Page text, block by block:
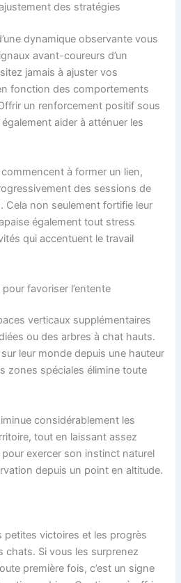
des stratégies
dynamique observante vous
avant-coureurs d’un
jamais à ajuster vos
fonction des comportements
un renforcement positif sous
aider à atténuer les
à former un lien,
des sessions de
Cela non seulement fortifie leur
également tout stress
qui accentuent le travail
favoriser l’entente
verticaux supplémentaires
ou des arbres à chat hauts.
leur monde depuis une hauteur
zones spéciales élimine toute
considérablement les
tout en laissant assez
pour exercer son instinct naturel
depuis un point en altitude.
petites victoires et les progrès
chats. Si vous les surprenez
première fois, c’est un signe